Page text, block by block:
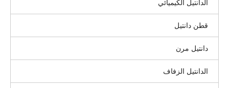
الدانتيل الكيميائي
قطن دانتيل
دانتيل مرن
الدانتيل الزفاف